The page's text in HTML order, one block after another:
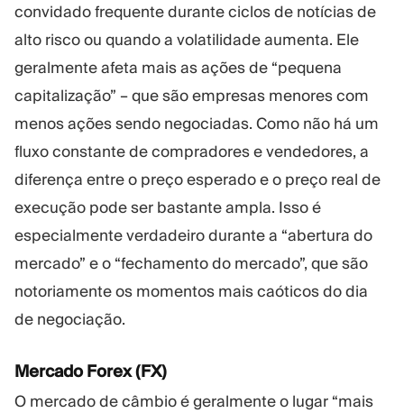
convidado frequente durante ciclos de notícias de
alto risco ou quando a volatilidade aumenta. Ele
geralmente afeta mais as ações de “pequena
capitalização” – que são empresas menores com
menos ações sendo negociadas. Como não há um
fluxo constante de compradores e vendedores, a
diferença entre o preço esperado e o preço real de
execução pode ser bastante ampla. Isso é
especialmente verdadeiro durante a “abertura do
mercado” e o “fechamento do mercado”, que são
notoriamente os momentos mais caóticos do dia
de negociação.
Mercado Forex (FX)
O mercado de câmbio é geralmente o lugar “mais